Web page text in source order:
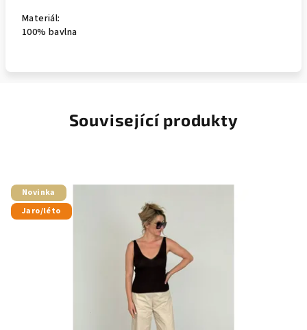
Materiál:
100% bavlna
Související produkty
Novinka
Jaro/léto